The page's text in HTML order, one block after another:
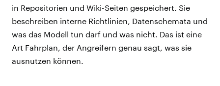
in Repositorien und Wiki-Seiten gespeichert. Sie
beschreiben interne Richtlinien, Datenschemata und
was das Modell tun darf und was nicht. Das ist eine
Art Fahrplan, der Angreifern genau sagt, was sie
ausnutzen können.